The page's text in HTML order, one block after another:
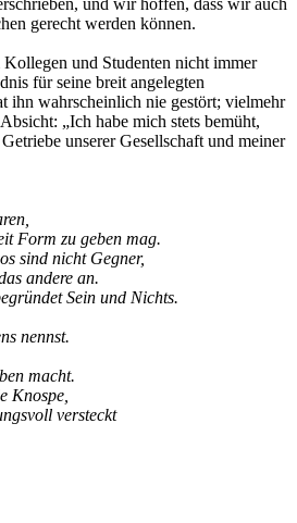
gerecht werden können.
und Studenten nicht immer
für seine breit angelegten
ihn wahrscheinlich nie gestört; vielmehr
„Ich habe mich stets bemüht,
unserer Gesellschaft und meiner
Form zu geben mag.
sind nicht Gegner,
andere an.
Sein und Nichts.
nennst.
macht.
Knospe,
versteckt